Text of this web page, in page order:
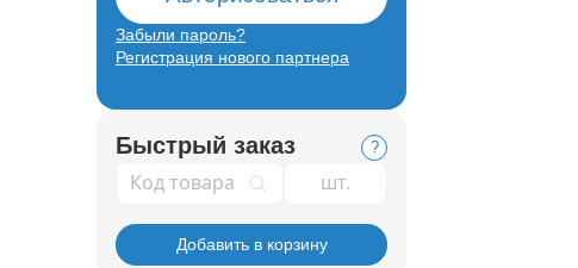
Забыли пароль?
Регистрация нового партнера
Быстрый заказ ?
Код товара
Добавить в корзину